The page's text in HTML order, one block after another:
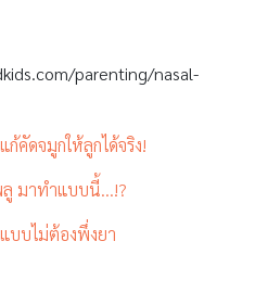
parenting/nasal-
คัดจมูกให้ลูกได้จริง!
ลู มาทำแบบนี้…!?
บบไม่ต้องพึ่งยา